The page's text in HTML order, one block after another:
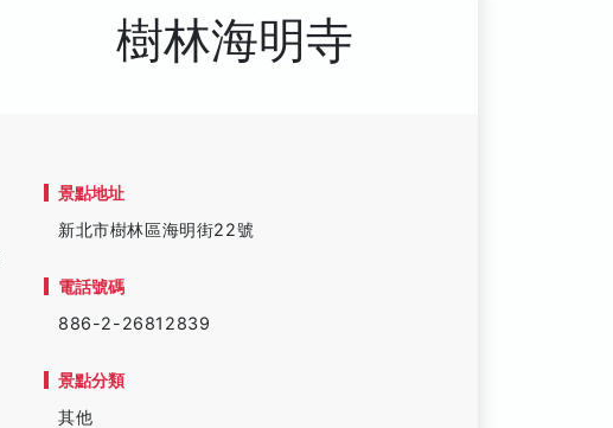
樹林海明寺
景點地址
新北市樹林區海明街22號
電話號碼
886-2-26812839
景點分類
其他